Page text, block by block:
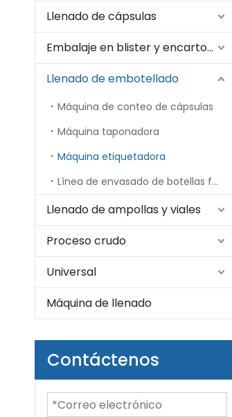
Llenado de cápsulas
Embalaje en blister y encartonado
Llenado de embotellado
Máquina de conteo de cápsulas
Máquina taponadora
Máquina etiquetadora
Línea de envasado de botellas farmacéuticas
Llenado de ampollas y viales
Proceso crudo
Universal
Máquina de llenado
Contáctenos